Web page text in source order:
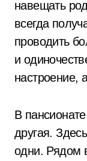
навещать
всегда
проводить
и
настроение,
В
другая.
одни. Рядом